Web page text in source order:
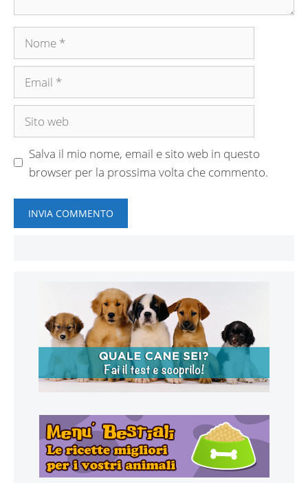
Nome
Email
Sito
Salva il mio nome, email e sito web in questo
browser per la prossima volta che commento.